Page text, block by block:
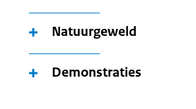
Natuurgeweld
Demonstraties